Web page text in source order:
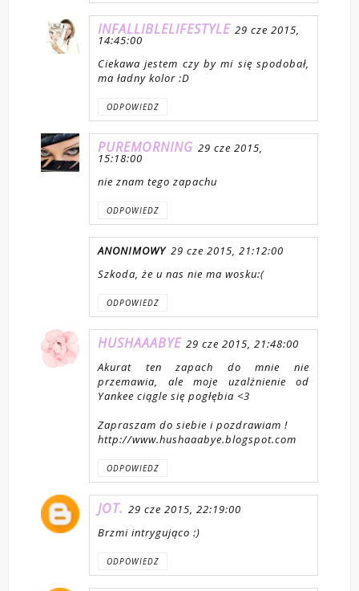
INFALLIBLELIFESTYLE 29 cze 2015,
14:45:00
Ciekawa jestem czy by mi się spodobał,
ma ładny kolor :D
ODPOWIEDZ
PUREMORNING 29 cze 2015,
15:18:00
nie znam tego zapachu
ODPOWIEDZ
ANONIMOWY 29 cze 2015, 21:12:00
Szkoda, że u nas nie ma wosku:(
ODPOWIEDZ
HUSHAAABYE 29 cze 2015, 21:48:00
Akurat ten zapach do mnie nie
przemawia, ale moje uzalżnienie od
Yankee ciągle się pogłębia <3
Zapraszam do siebie i pozdrawiam !
http://www.hushaaabye.blogspot.com
ODPOWIEDZ
JOT. 29 cze 2015, 22:19:00
Brzmi intrygująco :)
ODPOWIEDZ